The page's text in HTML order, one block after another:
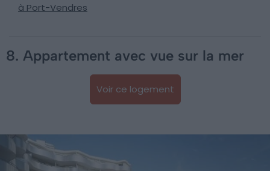
à Port-Vendres
8. Appartement avec vue sur la mer
Voir ce logement